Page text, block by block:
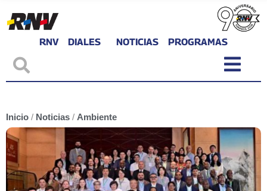
RNV DIALES NOTICIAS PROGRAMAS
Inicio / Noticias / Ambiente